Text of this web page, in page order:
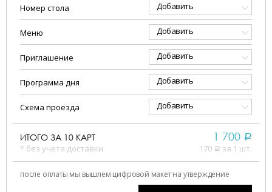
Номер стола Добавить
Меню Добавить
Приглашение Добавить
Программа дня Добавить
Схема проезда Добавить
ИТОГО ЗА 10 КАРТ
* без учета доставки
1 700 a
170 a за 1 шт.
после оплаты мы вышлем цифровой макет на утверждение